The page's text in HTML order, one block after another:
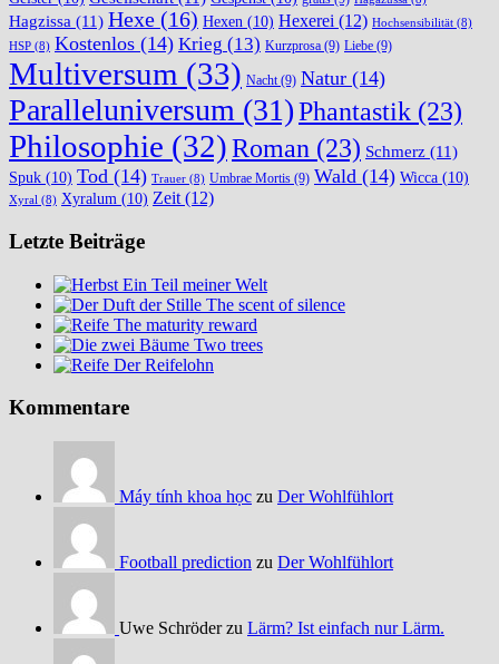
Hagzissa (11) Hexe (16) Hexen (10) Hexerei (12) Hochsensibilität (8)
HSP (8) Kostenlos (14) Krieg (13) Kurzprosa (9) Liebe (9)
Multiversum (33) Nacht(9) Natur (14)
Paralleluniversum (31)Phantastik (23)
Philosophie (32)Roman (23) Schmerz (11)
Spuk (10) Tod (14) Trauer (8) Umbrae Mortis (9) Wald (14) Wicca (10)
Xyral (8) Xyralum (10) Zeit (12)
Letzte Beiträge
Ein Teil meiner Welt
The scent of silence
The maturity reward
Two trees
Der Reifelohn
Kommentare
Máy tính khoa học zu Der Wohlfühlort
Football prediction zu Der Wohlfühlort
Uwe Schröder zu Lärm? Ist einfach nur Lärm.